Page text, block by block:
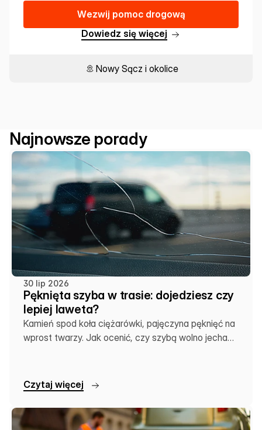
Wezwij pomoc drogową
Dowiedz się więcej
Nowy Sącz i okolice
Najnowsze porady
30 lip 2026
Pęknięta szyba w trasie: dojedziesz czy
lepiej laweta?
Kamień spod koła ciężarówki, pajęczyna pęknięć na
wprost twarzy. Jak ocenić, czy szybą wolno jechać
Czytaj więcej